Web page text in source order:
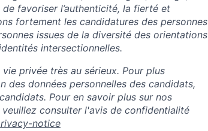
favoriser l’authenticité, la fierté et
fortement les candidatures des personnes
issues de la diversité des orientations
intersectionnelles.
privée très au sérieux. Pour plus
données personnelles des candidats,
Pour en savoir plus sur nos
consulter l'avis de confidentialité
notice